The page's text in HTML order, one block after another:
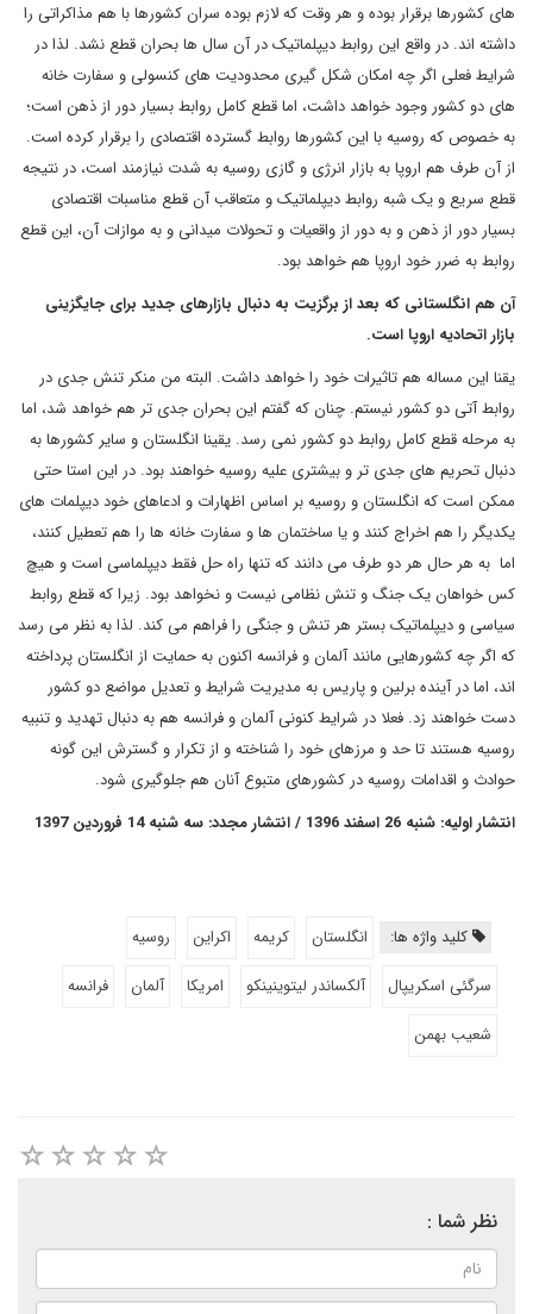
های کشورها برقرار بوده و هر وقت که لازم بوده سران کشورها با هم مذاکراتی را
داشته اند. در واقع این روابط دیپلماتیک در آن سال ها بحران قطع نشد. لذا در
شرایط فعلی اگر چه امکان شکل گیری محدودیت های کنسولی و سفارت خانه
های دو کشور وجود خواهد داشت، اما قطع کامل روابط بسیار دور از ذهن است؛
به خصوص که روسیه با این کشورها روابط گسترده اقتصادی را برقرار کرده است.
از آن طرف هم اروپا به بازار انرژی و گازی روسیه به شدت نیازمند است، در نتیجه
قطع سریع و یک شبه روابط دیپلماتیک و متعاقب آن قطع مناسبات اقتصادی
بسیار دور از ذهن و به دور از واقعیات و تحولات میدانی و به موازات آن، این قطع
روابط به ضرر خود اروپا هم خواهد بود.
آن هم انگلستانی که بعد از برگزیت به دنبال بازارهای جدید برای جایگزینی
بازار اتحادیه اروپا است.
یقنا این مساله هم تاثیرات خود را خواهد داشت. البته من منکر تنش جدی در
روابط آتی دو کشور نیستم. چنان که گفتم این بحران جدی تر هم خواهد شد، اما
به مرحله قطع کامل روابط دو کشور نمی رسد. یقینا انگلستان و سایر کشورها به
دنبال تحریم های جدی تر و بیشتری علیه روسیه خواهند بود. در این استا حتی
ممکن است که انگلستان و روسیه بر اساس اظهارات و ادعاهای خود دیپلمات های
یکدیگر را هم اخراج کنند و یا ساختمان ها و سفارت خانه ها را هم تعطیل کنند،
اما به هر حال هر دو طرف می دانند که تنها راه حل فقط دیپلماسی است و هیچ
کس خواهان یک جنگ و تنش نظامی نیست و نخواهد بود. زیرا که قطع روابط
سیاسی و دیپلماتیک بستر هر تنش و جنگی را فراهم می کند. لذا به نظر می رسد
که اگر چه کشورهایی مانند آلمان و فرانسه اکنون به حمایت از انگلستان پرداخته
اند، اما در آینده برلین و پاریس به مدیریت شرایط و تعدیل مواضع دو کشور
دست خواهند زد. فعلا در شرایط کنونی آلمان و فرانسه هم به دنبال تهدید و تنبیه
روسیه هستند تا حد و مرزهای خود را شناخته و از تکرار و گسترش این گونه
حوادث و اقدامات روسیه در کشورهای متبوع آنان هم جلوگیری شود.
انتشار اولیه: شنبه 26 اسفند 1396 / انتشار مجدد: سه شنبه 14 فروردین 1397
کلید واژه ها: انگلستان کریمه اکراین
روسیه
سرگئی اسکریپال
آلکساندر لیتوینینکو امریکا آلمان
فرانسه
شعیب بهمن
نظر شما :